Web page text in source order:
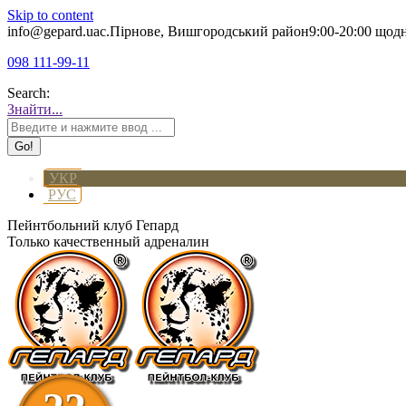
Skip to content
info@gepard.uaс.Пірнове, Вишгородський район9:00-20:00
098 111-99-11
Search:
Знайти...
УКР
РУС
Пейнтбольний клуб Гепард
Только качественный адреналин